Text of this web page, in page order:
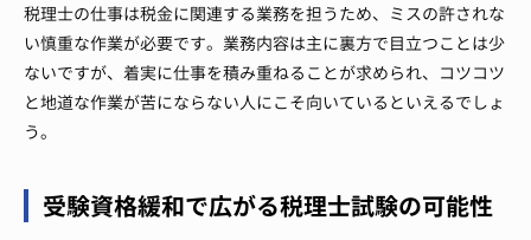
税理士の仕事は税金に関連する業務を担うため、ミスの許されな
い慎重な作業が必要です。業務内容は主に裏方で目立つことは少
ないですが、着実に仕事を積み重ねることが求められ、コツコツ
と地道な作業が苦にならない人にこそ向いているといえるでしょ
う。
受験資格緩和で広がる税理士試験の可能性